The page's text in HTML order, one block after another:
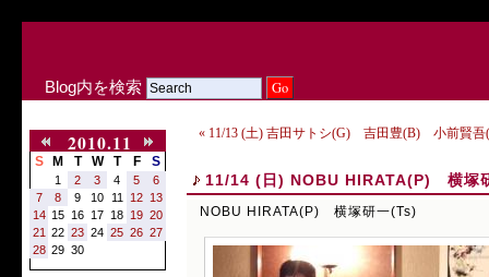
Blog内を検索
2010.11
S M T W T F S
1 2 3 4 5
6
7
8 9 10 11 12 13
14 15 16 17 18 19 20
21
22 23 24 25 26 27
28 29 30
« 11/13 (土) 吉田サトシ(G) 吉田豊(B) 小前賢吾
11/14 (日) NOBU HIRATA(P) 横塚
NOBU HIRATA(P) 横塚研一(Ts)